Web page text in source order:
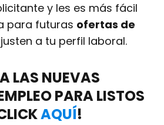
y les es más fácil
para futuras ofertas de
a tu perfil laboral.
LAS NUEVAS
PARA LISTOS
AQUÍ!